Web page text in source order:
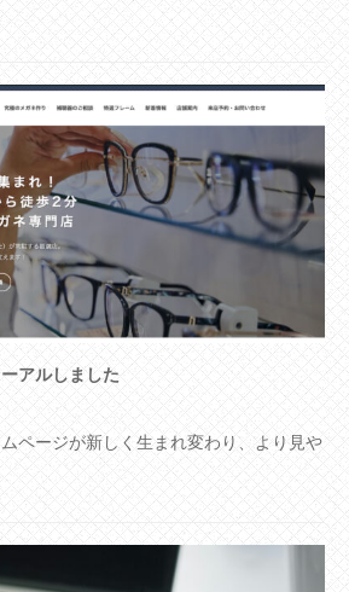
アルしました
ページが新しく生まれ変わり、より見や